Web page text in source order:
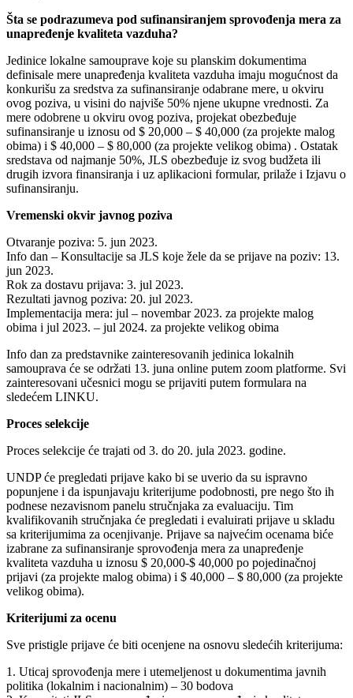
Šta se podrazumeva pod sufinansiranjem sprovođenja mera za
unapređenje kvaliteta vazduha?
Jedinice lokalne samouprave koje su planskim dokumentima
definisale mere unapređenja kvaliteta vazduha imaju mogućnost da
konkurišu za sredstva za sufinansiranje odabrane mere, u okviru
ovog poziva, u visini do najviše 50% njene ukupne vrednosti. Za
mere odobrene u okviru ovog poziva, projekat obezbeđuje
sufinansiranje u iznosu od $ 20,000 – $ 40,000 (za projekte malog
obima) i $ 40,000 – $ 80,000 (za projekte velikog obima) . Ostatak
sredstava od najmanje 50%, JLS obezbeđuje iz svog budžeta ili
drugih izvora finansiranja i uz aplikacioni formular, prilaže i Izjavu o
sufinansiranju.
Vremenski okvir javnog poziva
Otvaranje poziva: 5. jun 2023.
Info dan – Konsultacije sa JLS koje žele da se prijave na poziv: 13.
jun 2023.
Rok za dostavu prijava: 3. jul 2023.
Rezultati javnog poziva: 20. jul 2023.
Implementacija mera: jul – novembar 2023. za projekte malog
obima i jul 2023. – jul 2024. za projekte velikog obima
Info dan za predstavnike zainteresovanih jedinica lokalnih
samouprava će se održati 13. juna online putem zoom platforme. Svi
zainteresovani učesnici mogu se prijaviti putem formulara na
sledećem LINKU.
Proces selekcije
Proces selekcije će trajati od 3. do 20. jula 2023. godine.
UNDP će pregledati prijave kako bi se uverio da su ispravno
popunjene i da ispunjavaju kriterijume podobnosti, pre nego što ih
podnese nezavisnom panelu stručnjaka za evaluaciju. Tim
kvalifikovanih stručnjaka će pregledati i evaluirati prijave u skladu
sa kriterijumima za ocenjivanje. Prijave sa najvećim ocenama biće
izabrane za sufinansiranje sprovođenja mera za unapređenje
kvaliteta vazduha u iznosu $ 20,000-$ 40,000 po pojedinačnoj
prijavi (za projekte malog obima) i $ 40,000 – $ 80,000 (za projekte
velikog obima).
Kriterijumi za ocenu
Sve pristigle prijave će biti ocenjene na osnovu sledećih kriterijuma:
1. Uticaj sprovođenja mere i utemeljenost u dokumentima javnih
politika (lokalnim i nacionalnim) – 30 bodova